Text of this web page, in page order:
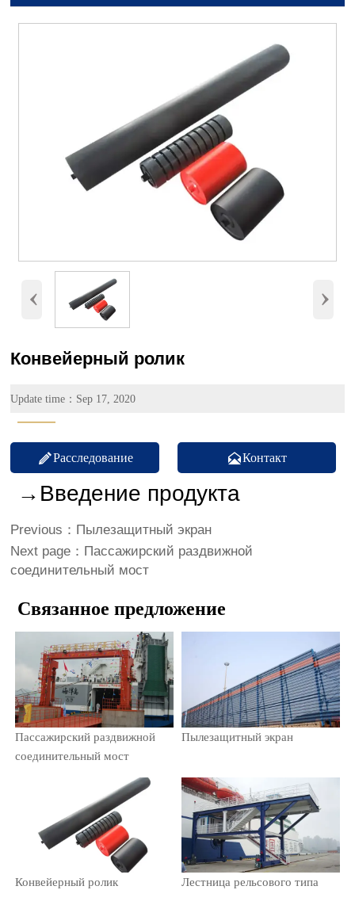
‹ ›
Конвейерный ролик
Update time：Sep 17, 2020
———
Расследование Контакт
→Введение продукта
Previous： Пылезащитный экран
Next page： Пассажирский раздвижной
соединительный мост
Связанное предложение
Пассажирский раздвижной
соединительный мост
Пылезащитный экран
Конвейерный ролик Лестница рельсового типа